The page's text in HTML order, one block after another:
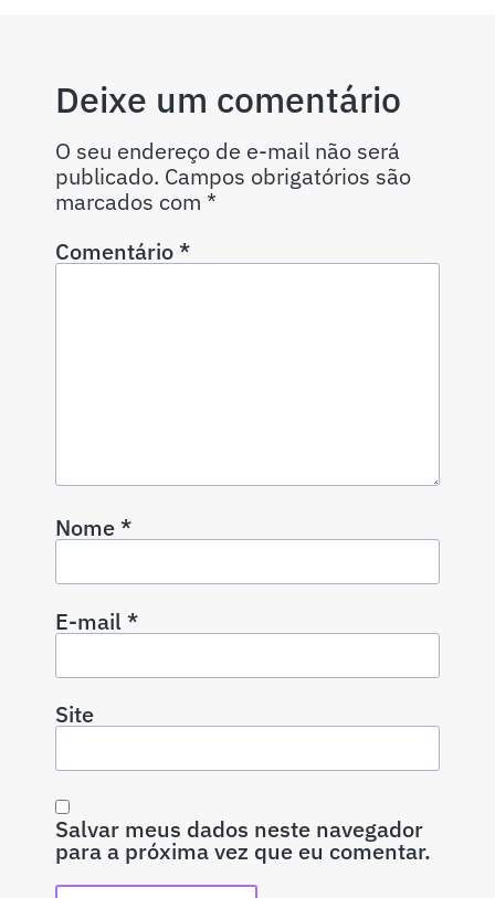
Deixe um comentário
O seu endereço de e-mail não será
publicado. Campos obrigatórios são
marcados com *
Comentário*
Nome*
E-mail*
Site
Salvar meus dados neste navegador
para a próxima vez que eu comentar.